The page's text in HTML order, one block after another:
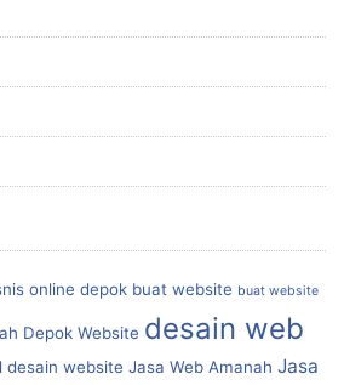
online depok buat website buat website
Depok Website desain web
desain website Jasa Web Amanah Jasa